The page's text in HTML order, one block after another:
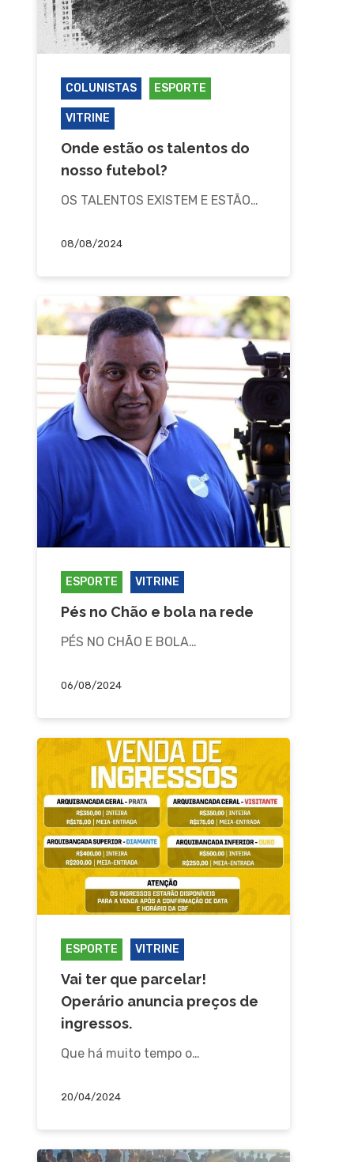
COLUNISTAS ESPORTE
VITRINE
Onde estão os talentos do
nosso futebol?
OS TALENTOS EXISTEM E ESTÃO…
08/08/2024
ESPORTE VITRINE
Pés no Chão e bola na rede
PÉS NO CHÃO E BOLA…
06/08/2024
ESPORTE VITRINE
Vai ter que parcelar!
Operário anuncia preços de
ingressos.
Que há muito tempo o…
20/04/2024